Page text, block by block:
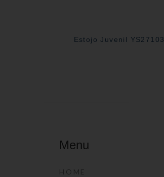
Estojo Juvenil YS27103
Menu
HOME